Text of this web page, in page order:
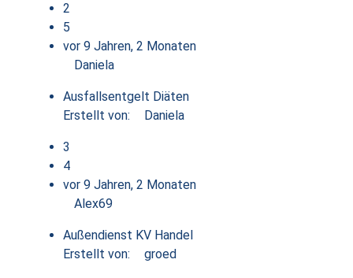
2
5
vor 9 Jahren, 2 Monaten
Daniela
Ausfallsentgelt Diäten
Erstellt von:
Daniela
3
4
vor 9 Jahren, 2 Monaten
Alex69
Außendienst KV Handel
Erstellt von:
groed